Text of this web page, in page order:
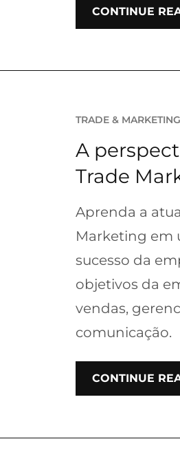
CONTINUE
TRADE &
A
Trade
Aprenda a
Marketing em
sucesso da
objetivos da
vendas,
comunicação.
CONTINUE